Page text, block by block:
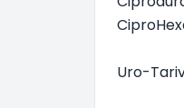
Uro-